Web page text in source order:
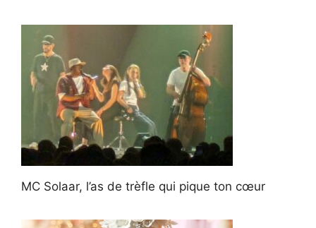
MC Solaar, l’as de trèfle qui pique ton cœur